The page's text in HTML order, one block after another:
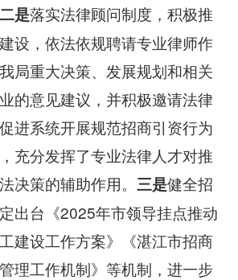
二是落实法律顾问制度，积极推
设，依法依规聘请专业律师作
局重大决策、发展规划和相关
的意见建议，并积极邀请法律
进系统开展规范招商引资行为
充分发挥了专业法律人才对推
决策的辅助作用。 三是健全招
出台《2025年市领导挂点推动
建设工作方案》《湛江市招商
理工作机制》等机制，进一步